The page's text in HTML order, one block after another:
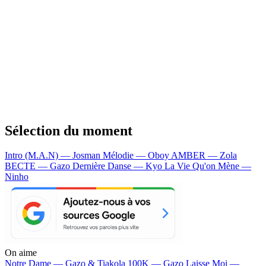
Sélection du moment
Intro (M.A.N) — Josman Mélodie — OboyAMBER — Zola
BECTE — Gazo Dernière Danse — Kyo La Vie Qu'on Mène —
Ninho
On aime
Notre Dame — Gazo & Tiakola 100K — Gazo Laisse Moi —